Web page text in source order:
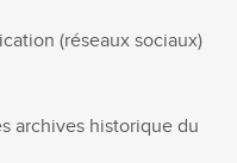
(réseaux sociaux)
archives historique du